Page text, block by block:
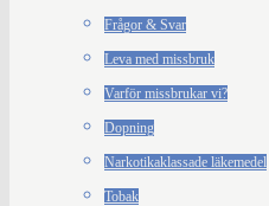
Frågor & Svar
Leva med missbruk
Varför missbrukar vi?
Dopning
Narkotikaklassade läkemedel
Tobak